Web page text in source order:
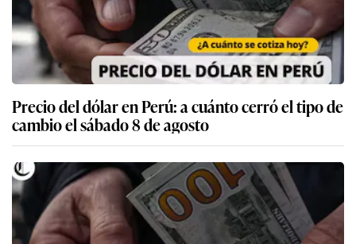
Precio del dólar en Perú: a cuánto cerró el tipo de
cambio el sábado 8 de agosto